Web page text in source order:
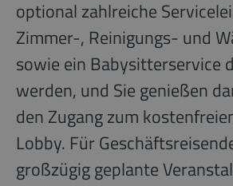
optional zahlreiche
Zimmer-, Reinigungs- und
sowie ein Babysitterservice
werden, und Sie genießen
den Zugang zum
Lobby. Für
großzügig geplante